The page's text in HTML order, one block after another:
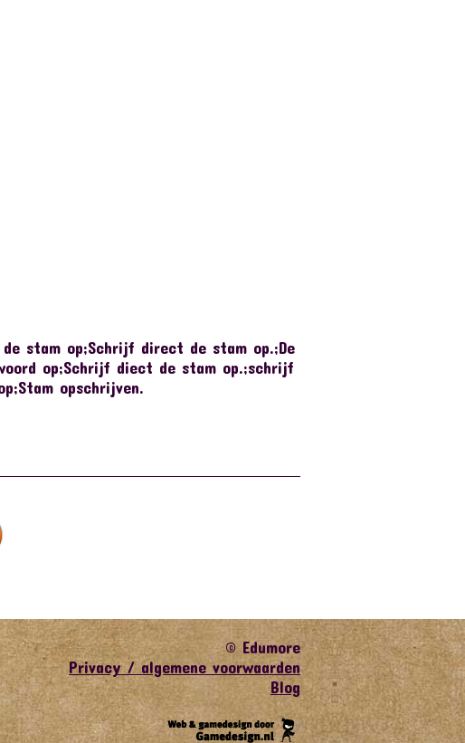
stam op;Schrijf direct de stam op.;De
op;Schrijf diect de stam op.;schrijf
opschrijven.
© Edumore
Privacy / algemene voorwaarden
Blog